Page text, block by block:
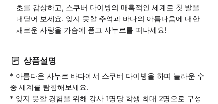
초를 감상하고, 스쿠버 다이빙의 매혹적인 세계로 첫 발을
내딛어 보세요. 잊지 못할 추억과 바다의 아름다움에 대한
새로운 사랑을 가슴에 품고 사누르를 떠나세요!
상품설명
* 아름다운 사누르 바다에서 스쿠버 다이빙을 하며 놀라운 수
중 세계를 탐험해보세요.
* 잊지 못할 경험을 위해 강사 1명당 학생 최대 2명으로 구성